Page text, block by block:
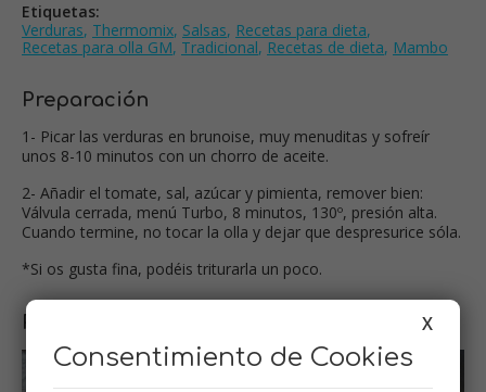
Etiquetas:
Verduras, Thermomix, Salsas, Recetas para dieta,
Recetas para olla GM, Tradicional, Recetas de dieta, Mambo
Preparación
1- Picar las verduras en brunoise, muy menuditas y sofreír
unos 8-10 minutos con un chorro de aceite.
2- Añadir el tomate, sal, azúcar y pimienta, remover bien:
Válvula cerrada, menú Turbo, 8 minutos, 130º, presión alta.
Cuando termine, no tocar la olla y dejar que despresurice sóla.
*Si os gusta fina, podéis triturarla un poco.
Paso a paso X
Consentimiento de Cookies